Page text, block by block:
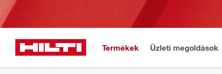
Termékek Üzleti megoldások